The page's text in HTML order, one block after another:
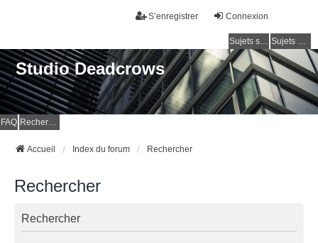
Connexion
S’enregistrer
Sujets sans réponse Sujets actifs
Studio Deadcrows
FAQ Rechercher
Accueil Index du forum Rechercher
Rechercher
Rechercher